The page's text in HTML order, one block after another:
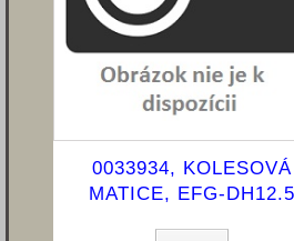
0033934, KOLESOVÁ
MATICE, EFG-DH12.5